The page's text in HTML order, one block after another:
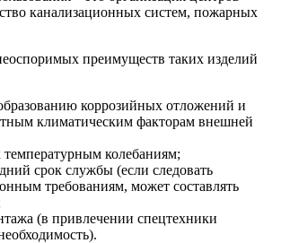
канализационных систем, пожарных
преимуществ таких изделий
коррозийных отложений и
климатическим факторам внешней
температурным колебаниям;
срок службы (если следовать
требованиям, может составлять
(в привлечении спецтехники